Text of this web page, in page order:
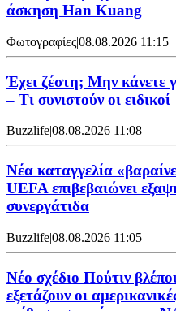
άσκηση Han Kuang
Φωτογραφίες|08.08.2026 11:15
Έχει ζέστη; Μην κάνετε
– Τι συνιστούν οι ειδικοί
Buzzlife|08.08.2026 11:08
Νέα καταγγελία
UEFA επιβεβαιώνει
συνεργάτιδα
Buzzlife|08.08.2026 11:05
Νέο σχέδιο Πούτιν
εξετάζουν οι